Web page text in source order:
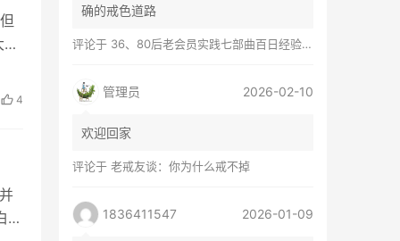
4
了
确的戒色道路
评论于 36、80后老会员实践七部曲百日经验谈兼苦口忠言
管理员 2026-02-10
欢迎回家
评论于 老戒友谈：你为什么戒不掉
1836411547 2026-01-09